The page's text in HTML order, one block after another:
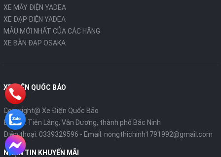
XE MÁY ĐIỆN YADEA
XE ĐẠP ĐIỆN YADEA
MẪU MỚI NHẤT CỦA CÁC HÃNG
XE BÀN ĐẠP OSAKA
XE ĐIỆN QUỐC BẢO
Copyright@ Xe Điện Quốc Bảo
Địa chỉ: Tiên Lãng, Vân Dương, thành phố Bắc Ninh
Điện thoại: 0339329596 - Email: nongthichinh1791992@gmail.com
NHẬN TIN KHUYẾN MÃI